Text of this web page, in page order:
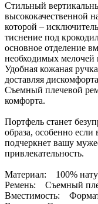
Стильный
высококачественной
которой –
тиснение под
основное отделение
необходимых мелочей
Удобная кожаная
доставляя
Съемный плечевой
комфорта.
Портфель станет
образа, особенно
подчеркнет вашу
привлекательность.
Материал: 100%
Ремень: Съемный
Вместимость: